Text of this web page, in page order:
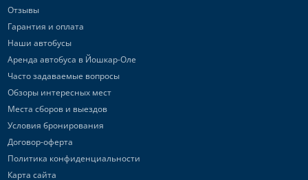
Отзывы
Гарантия и оплата
Наши автобусы
Аренда автобуса в Йошкар-Оле
Часто задаваемые вопросы
Обзоры интересных мест
Места сборов и выездов
Условия бронирования
Договор-оферта
Политика конфиденциальности
Карта сайта